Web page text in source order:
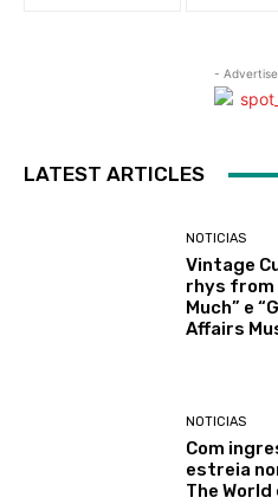
-
LATEST ARTICLES
NOTICIAS
Vintage
rhys from
Much” e
Affairs
NOTICIAS
Com
estreia
The World